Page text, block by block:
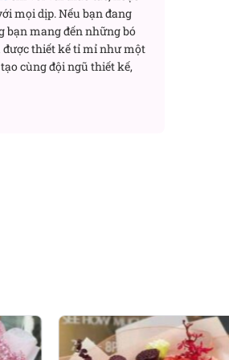
niệm thu hút tài lộc, sự
thể hiện ước nguyện và
quan niệm các số đẹp trong
nội thất phong thủy của
mọi dịp. Nếu bạn đang
bạn mang đến những bó
được thiết kế tỉ mỉ như một
cùng đội ngũ thiết kế,